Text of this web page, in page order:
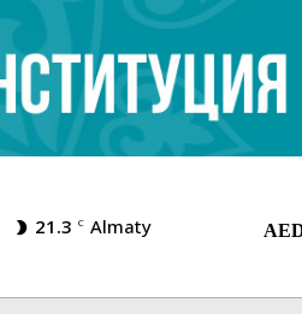
21.3 C Almaty